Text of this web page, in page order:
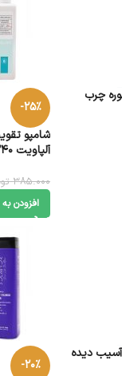
چرب
-25%
شامپو
آلپاویت 240 میلی لیتر
385.000
افزودن
دیده
-20%